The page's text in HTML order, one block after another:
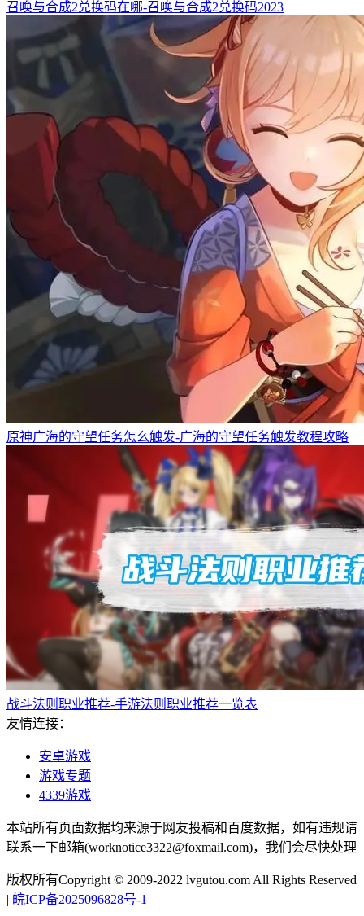
召唤与合成2兑换码在哪-召唤与合成2兑换码2023
原神广海的守望任务怎么触发-广海的守望任务触发教程攻略
战斗法则职业推荐-手游法则职业推荐一览表
友情连接：
安卓游戏
游戏专题
4339游戏
本站所有页面数据均来源于网友投稿和百度数据，如有违规请
联系一下邮箱(worknotice3322@foxmail.com)，我们会尽快处理
版权所有Copyright © 2009-2022 lvgutou.com All Rights Reserved
| 皖ICP备2025096828号-1